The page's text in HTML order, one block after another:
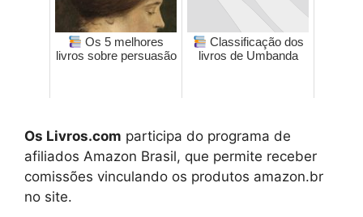
Os 5 melhores
livros sobre persuasão
Classificação dos
livros de Umbanda
Os Livros.com participa do programa de
afiliados Amazon Brasil, que permite receber
comissões vinculando os produtos amazon.br
no site.